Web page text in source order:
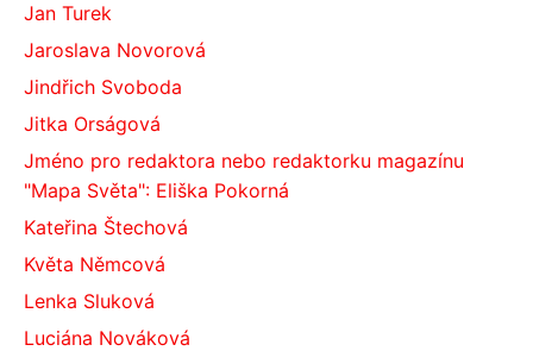
Jan Turek
Jaroslava Novorová
Jindřich Svoboda
Jitka Orságová
Jméno pro redaktora nebo redaktorku magazínu
"Mapa Světa": Eliška Pokorná
Kateřina Štechová
Květa Němcová
Lenka Sluková
Luciána Nováková